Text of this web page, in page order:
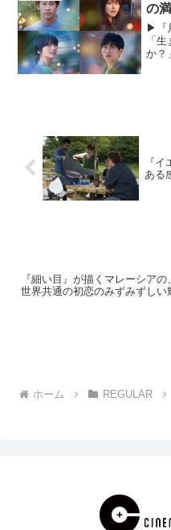
の
▶︎『
「
か？
『
ある
『細い目』が描くマレーシアの
世界共通の初恋のみずみずしい
ホーム REGULAR